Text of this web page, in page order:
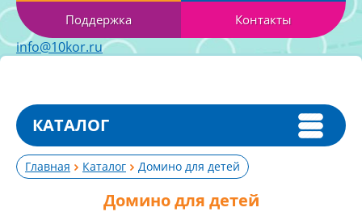
Поддержка Контакты
info@10kor.ru
КАТАЛОГ
Главная Каталог Домино для детей
Домино для детей